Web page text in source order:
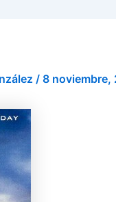
/ 8 noviembre,